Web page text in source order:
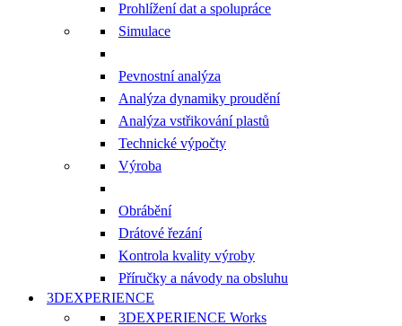
Prohlížení dat a spolupráce
Simulace
Pevnostní analýza
Analýza dynamiky proudění
Analýza vstřikování plastů
Technické výpočty
Výroba
Obrábění
Drátové řezání
Kontrola kvality výroby
Příručky a návody na obsluhu
3DEXPERIENCE
3DEXPERIENCE Works